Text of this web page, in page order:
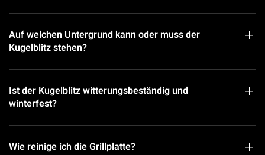
Auf welchen Untergrund kann oder muss der
Kugelblitz stehen?
Ist der Kugelblitz witterungsbeständig und
winterfest?
Wie reinige ich die Grillplatte?